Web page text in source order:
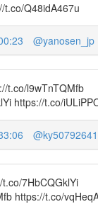
t.co/Q48idA467u
@yanosen_jp
t.co/l9wTnTQMfb
https://t.co/
@ky50792641
7HbCQGklYi
https://t.co/